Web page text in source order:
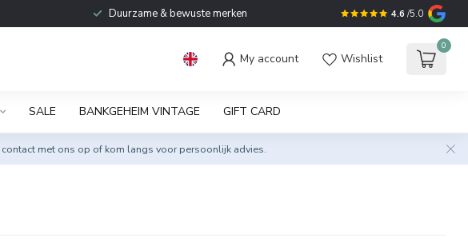
Duurzame & bewuste merken 4.6 /5.0
My account Wishlist
0
SALE BANKGEHEIM VINTAGE GIFT CARD
contact met ons op of kom langs voor persoonlijk advies.